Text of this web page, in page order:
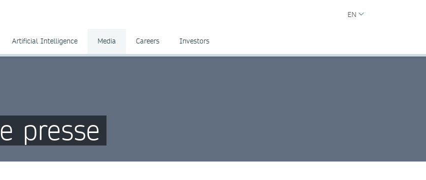
EN
Artificial Intelligence Media Careers Investors
presse